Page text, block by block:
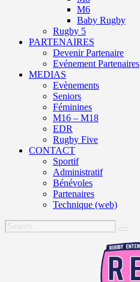
M6
Baby Rugby
Rugby 5
PARTENAIRES
Devenir Partenaire
Evénement Partenaires
MEDIAS
Evènements
Seniors
Féminines
M16 – M18
EDR
Rugby Five
CONTACT
Sportif
Administratif
Bénévoles
Partenaires
Technique (web)